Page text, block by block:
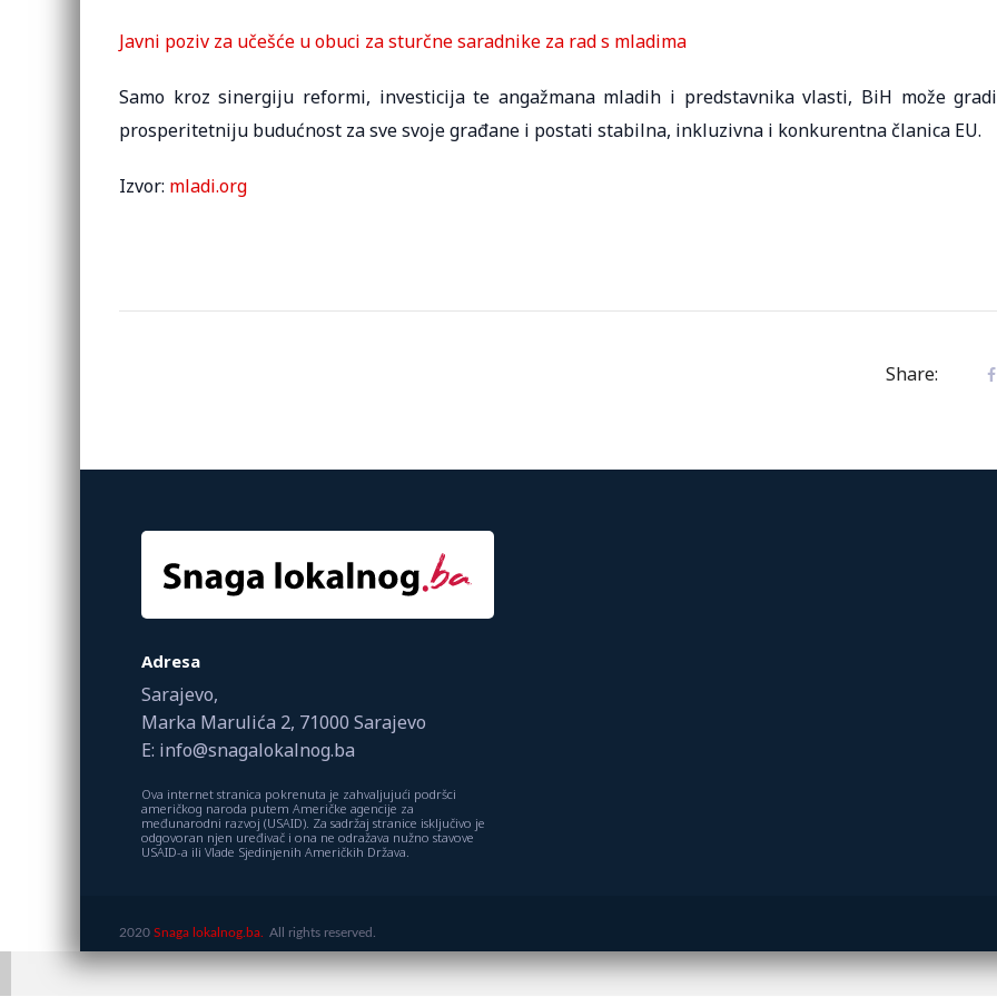
Javni poziv za učešće u obuci za sturčne saradnike za rad s mladima
Samo kroz sinergiju reformi, investicija te angažmana mladih i predstavnika vlasti, BiH može
prosperitetniju budućnost za sve svoje građane i postati stabilna, inkluzivna i konkurentna članica EU.
Izvor: mladi.org
Share:
Adresa
Sarajevo,
Marka Marulića 2, 71000 Sarajevo
E: info@snagalokalnog.ba
Ova internet stranica pokrenuta je zahvaljujući podršci
američkog naroda putem Američke agencije za
međunarodni razvoj (USAID). Za sadržaj stranice isključivo je
odgovoran njen uređivač i ona ne odražava nužno stavove
USAID-a ili Vlade Sjedinjenih Američkih Država.
2020 Snaga lokalnog.ba. All rights reserved.